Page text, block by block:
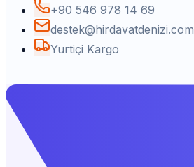
+90 546 978 14 69
destek@hirdavatdenizi.com
Yurtiçi Kargo